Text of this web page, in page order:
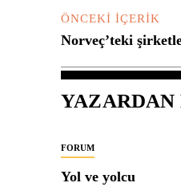
ÖNCEKI İÇERIK
Norveç’teki
FORUM
Yol ve yolcu